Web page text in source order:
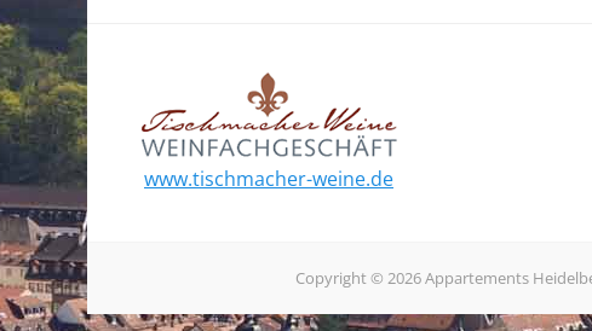
www.tischmacher-weine.de
Copyright © 2026Appartements